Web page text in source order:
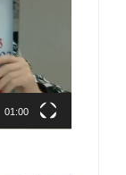
01:00